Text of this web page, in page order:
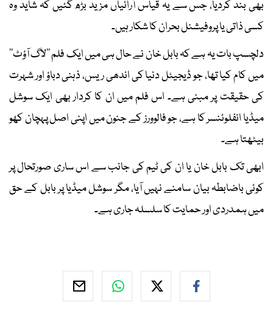
بھی بند کردیا، جس سے یہ قیاس آرائیاں مزید بڑھ گئیں کہ شاید وہ
کسی ذاتی یا پروفیشنل بحران کا شکار ہیں۔
دلچسپ بات یہ ہے کہ بابل خان نے حال ہی میں ایک فلم ’’لاگ آؤٹ‘‘
میں کام کیا تھا، جو ڈیجیٹل دنیا کی اندھی ریس، ذہنی دباؤ اور شہرت
کی حقیقت پر مبنی ہے۔ اس فلم میں ان کا کردار بھی ایک سوشل
میڈیا انفلوئنسر کا ہے، جو فالوورز کے جنون میں اپنی اصل پہچان کھو
بیٹھتا ہے۔
ابھی تک بابل خان یا ان کی ٹیم کی جانب سے اس ساری صورتحال پر
کوئی باضابطہ بیان سامنے نہیں آیا، مگر سوشل میڈیا پر بابل کے حق
میں ہمدردی اور حمایت کا سلسلہ جاری ہے۔